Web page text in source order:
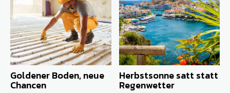
Goldener Boden, neue
Chancen
Herbstsonne satt statt
Regenwetter